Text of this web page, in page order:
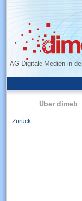
AG Digitale Medien in
Über dimeb
Zurück